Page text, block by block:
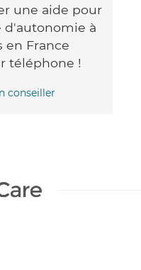
une aide pour
d'autonomie à
en France
téléphone !
conseiller